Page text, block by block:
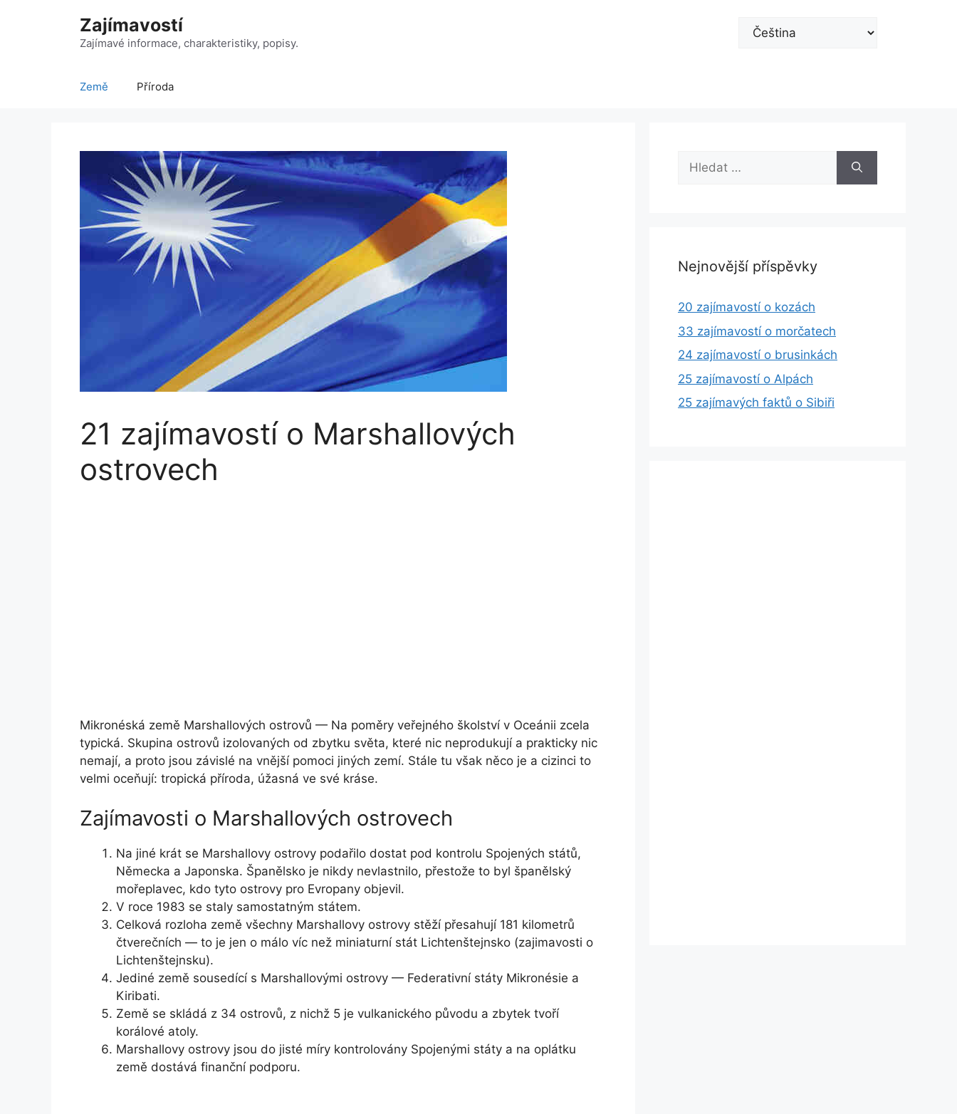
Zajímavostí
Zajímavé informace, charakteristiky, popisy.
Zvolte
Země Příroda
21 zajímavostí o Marshallových
ostrovech
Mikronéská země Marshallových ostrovů — Na poměry veřejného školství v Oceánii zcela
typická. Skupina ostrovů izolovaných od zbytku světa, které nic neprodukují a prakticky nic
nemají, a proto jsou závislé na vnější pomoci jiných zemí. Stále tu však něco je a cizinci to
velmi oceňují: tropická příroda, úžasná ve své kráse.
Zajímavosti o Marshallových ostrovech
Na jiné krát se Marshallovy ostrovy podařilo dostat pod kontrolu Spojených států,
Německa a Japonska. Španělsko je nikdy nevlastnilo, přestože to byl španělský
mořeplavec, kdo tyto ostrovy pro Evropany objevil.
V roce 1983 se staly samostatným státem.
Celková rozloha země všechny Marshallovy ostrovy stěží přesahují 181 kilometrů
čtverečních — to je jen o málo víc než miniaturní stát Lichtenštejnsko (zajimavosti o
Lichtenštejnsku).
Jediné země sousedící s Marshallovými ostrovy — Federativní státy Mikronésie a
Kiribati.
Země se skládá z 34 ostrovů, z nichž 5 je vulkanického původu a zbytek tvoří
korálové atoly.
Marshallovy ostrovy jsou do jisté míry kontrolovány Spojenými státy a na oplátku
země dostává finanční podporu.
Hledat:
Nejnovější příspěvky
20 zajímavostí o kozách
33 zajímavostí o morčatech
24 zajímavostí o brusinkách
25 zajímavostí o Alpách
25 zajímavých faktů o Sibiři